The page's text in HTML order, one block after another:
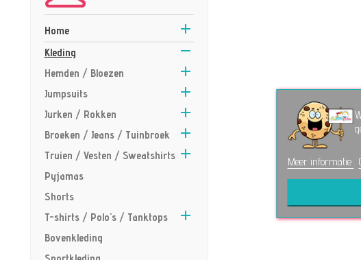

Home

Kleding

Hemden / Bloezen

Jumpsuits

Jurken / Rokken

Broeken / Jeans / Tuinbroek

Truien / Vesten / Sweatshirts
Pyjamas
Shorts

T-shirts / Polo's / Tanktops
Bovenkleding
Meer informatie